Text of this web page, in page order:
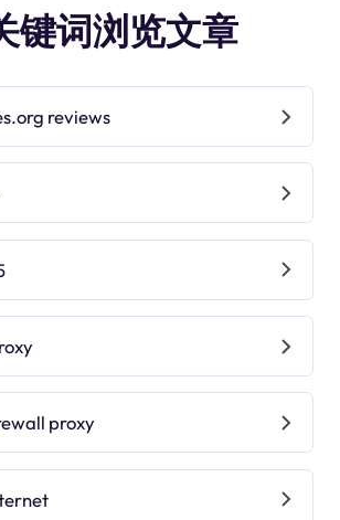
键词浏览文章
reviews
proxy